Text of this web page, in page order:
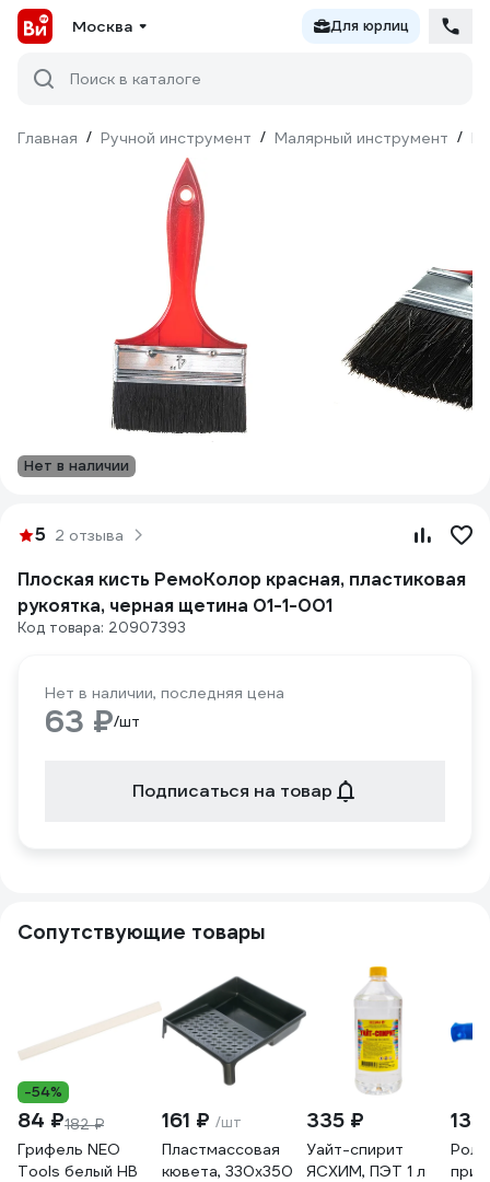
Москва Для юрлиц
Поиск в каталоге
Главная / Ручной инструмент / Малярный инструмент /
Нет в наличии
5 2 отзыва
Плоская кисть РемоКолор красная, пластиковая
рукоятка, черная щетина 01-1-001
Код товара: 20907393
Нет в наличии, последняя цена
63 ₽/шт
Подписаться на товар
Сопутствующие товары
-54%
84 ₽182 ₽
Грифель NEO
Tools белый HB
161 ₽ /шт
Пластмассовая
кювета, 330x350
335 ₽
Уайт-спирит
ЯСХИМ, ПЭТ 1 л